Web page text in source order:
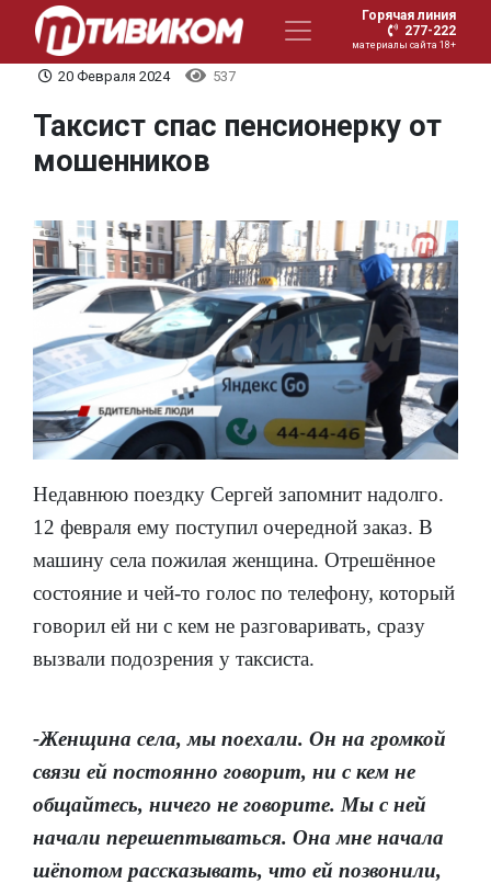
Горячая линия
277-222
материалы сайта 18+
20 Февраля 2024 537
Таксист спас пенсионерку от
мошенников
Недавнюю поездку Сергей запомнит надолго.
12 февраля ему поступил очередной заказ. В
машину села пожилая женщина. Отрешённое
состояние и чей-то голос по телефону, который
говорил ей ни с кем не разговаривать, сразу
вызвали подозрения у таксиста.
-Женщина села, мы поехали. Он на громкой
связи ей постоянно говорит, ни с кем не
общайтесь, ничего не говорите. Мы с ней
начали перешептываться. Она мне начала
шёпотом рассказывать, что ей позвонили,